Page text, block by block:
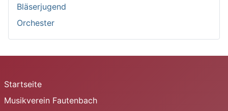
Bläserjugend
Orchester
Startseite
Musikverein Fautenbach